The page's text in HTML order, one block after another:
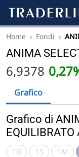
Home › Fondi ›
ANIMA
6,9378
Grafico
Grafico di
EQUILIBRATO
1G 1S 1M